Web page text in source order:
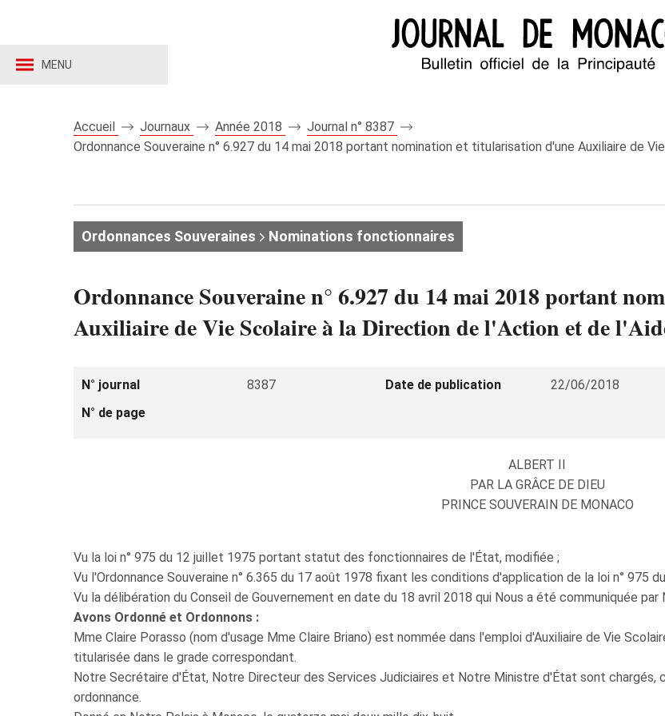
MENU
Accueil Journaux Année 2018
Journal n° 8387
Ordonnance Souveraine n° 6.927 du 14 mai 2018 portant nomination et titularisation d'une Auxiliaire de
Ordonnances Souveraines Nominations fonctionnaires
Ordonnance Souveraine n° 6.927 du 14 mai 2018 portant
Auxiliaire de Vie Scolaire à la Direction de l'Action et de
N° journal 8387 Date de publication 22/06/2018
N° de page
ALBERT II
PAR LA GRÂCE DE DIEU
PRINCE SOUVERAIN DE MONACO
Vu la loi n° 975 du 12 juillet 1975 portant statut des fonctionnaires de l'État, modifiée ;
Vu l'Ordonnance Souveraine n° 6.365 du 17 août 1978 fixant les conditions d'application de la loi n° 975
Vu la délibération du Conseil de Gouvernement en date du 18 avril 2018 qui Nous a été communiquée
Avons Ordonné et Ordonnons :
Mme Claire Porasso (nom d'usage Mme Claire Briano) est nommée dans l'emploi d'Auxiliaire de Vie
titularisée dans le grade correspondant.
Notre Secrétaire d'État, Notre Directeur des Services Judiciaires et Notre Ministre d'État sont chargés,
ordonnance.